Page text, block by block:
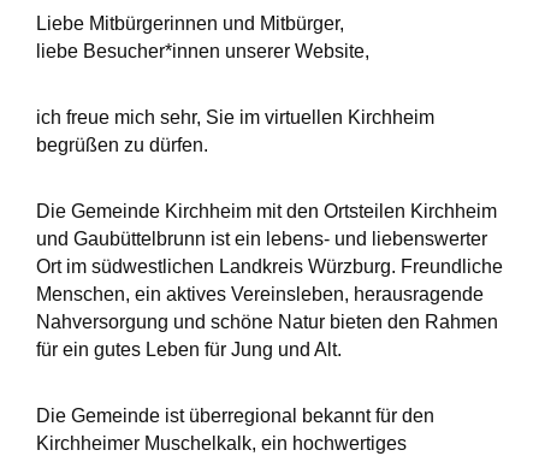
Liebe Mitbürgerinnen und Mitbürger,
liebe Besucher*innen unserer Website,
ich freue mich sehr, Sie im virtuellen Kirchheim
begrüßen zu dürfen.
Die Gemeinde Kirchheim mit den Ortsteilen Kirchheim
und Gaubüttelbrunn ist ein lebens- und liebenswerter
Ort im südwestlichen Landkreis Würzburg. Freundliche
Menschen, ein aktives Vereinsleben, herausragende
Nahversorgung und schöne Natur bieten den Rahmen
für ein gutes Leben für Jung und Alt.
Die Gemeinde ist überregional bekannt für den
Kirchheimer Muschelkalk, ein hochwertiges